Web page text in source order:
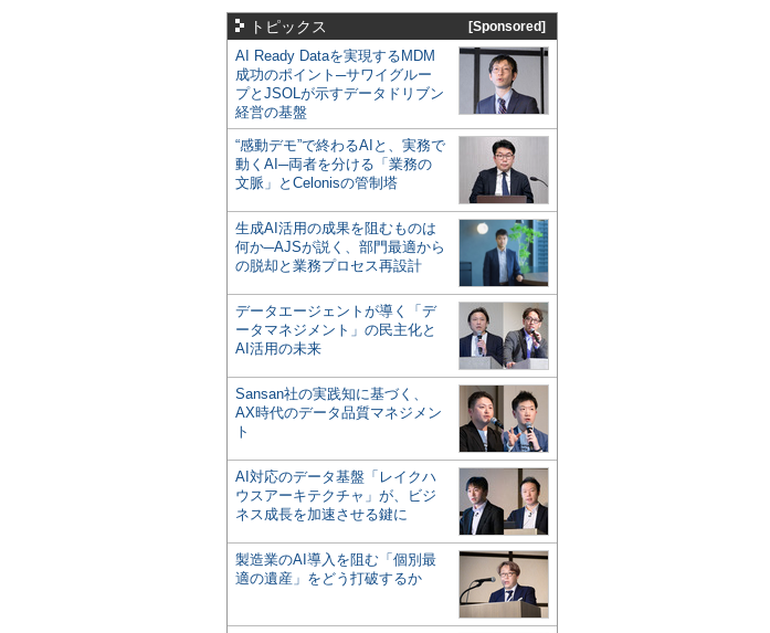
トピックス [Sponsored]
AI Ready Dataを実現するMDM
成功のポイント─サワイグルー
プとJSOLが示すデータドリブン
経営の基盤
“感動デモ”で終わるAIと、実務で
動くAI─両者を分ける「業務の
文脈」とCelonisの管制塔
生成AI活用の成果を阻むものは
何か─AJSが説く、部門最適から
の脱却と業務プロセス再設計
データエージェントが導く「デ
ータマネジメント」の民主化と
AI活用の未来
Sansan社の実践知に基づく、
AX時代のデータ品質マネジメン
ト
AI対応のデータ基盤「レイクハ
ウスアーキテクチャ」が、ビジ
ネス成長を加速させる鍵に
製造業のAI導入を阻む「個別最
適の遺産」をどう打破するか